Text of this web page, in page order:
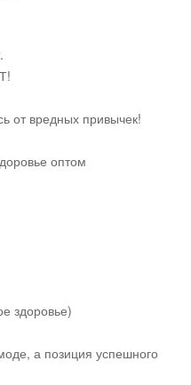
от вредных привычек!
оптом
здоровье)
а позиция успешного